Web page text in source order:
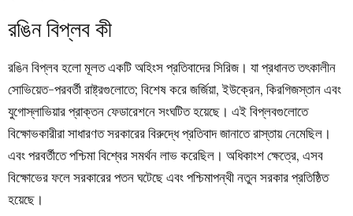
রঙিন বিপ্লব কী
রঙিন বিপ্লব হলো মূলত একটি অহিংস প্রতিবাদের সিরিজ। যা প্রধানত তৎকালীন
সোভিয়েত-পরবর্তী রাষ্ট্রগুলোতে; বিশেষ করে জর্জিয়া, ইউক্রেন, কিরগিজস্তান এবং
যুগোস্লাভিয়ার প্রাক্তন ফেডারেশনে সংঘটিত হয়েছে। এই বিপ্লবগুলোতে
বিক্ষোভকারীরা সাধারণত সরকারের বিরুদ্ধে প্রতিবাদ জানাতে রাস্তায় নেমেছিল।
এবং পরবর্তীতে পশ্চিমা বিশ্বের সমর্থন লাভ করেছিল। অধিকাংশ ক্ষেত্রে, এসব
বিক্ষোভের ফলে সরকারের পতন ঘটেছে এবং পশ্চিমাপন্থী নতুন সরকার প্রতিষ্ঠিত
হয়েছে।